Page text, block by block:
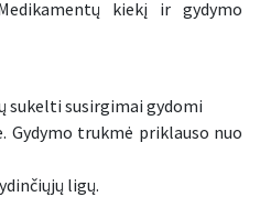
kiekį ir gydymo
sukelti susirgimai gydomi
Gydymo trukmė priklauso nuo
ligų.